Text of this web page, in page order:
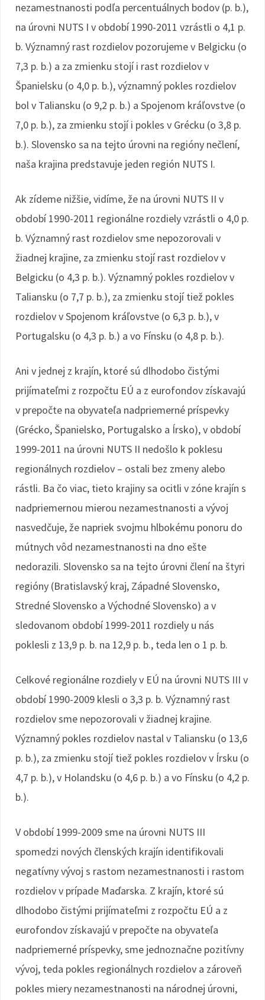
nezamestnanosti podľa percentuálnych bodov (p. b.),
na úrovni NUTS I v období 1990-2011 vzrástli o 4,1 p.
b. Významný rast rozdielov pozorujeme v Belgicku (o
7,3 p. b.) a za zmienku stojí i rast rozdielov v
Španielsku (o 4,0 p. b.), významný pokles rozdielov
bol v Taliansku (o 9,2 p. b.) a Spojenom kráľovstve (o
7,0 p. b.), za zmienku stojí i pokles v Grécku (o 3,8 p.
b.). Slovensko sa na tejto úrovni na regióny nečlení,
naša krajina predstavuje jeden región NUTS I.
Ak zídeme nižšie, vidíme, že na úrovni NUTS II v
období 1990-2011 regionálne rozdiely vzrástli o 4,0 p.
b. Významný rast rozdielov sme nepozorovali v
žiadnej krajine, za zmienku stojí rast rozdielov v
Belgicku (o 4,3 p. b.). Významný pokles rozdielov v
Taliansku (o 7,7 p. b.), za zmienku stojí tiež pokles
rozdielov v Spojenom kráľovstve (o 6,3 p. b.), v
Portugalsku (o 4,3 p. b.) a vo Fínsku (o 4,8 p. b.).
Ani v jednej z krajín, ktoré sú dlhodobo čistými
prijímateľmi z rozpočtu EÚ a z eurofondov získavajú
v prepočte na obyvateľa nadpriemerné príspevky
(Grécko, Španielsko, Portugalsko a Írsko), v období
1999-2011 na úrovni NUTS II nedošlo k poklesu
regionálnych rozdielov – ostali bez zmeny alebo
rástli. Ba čo viac, tieto krajiny sa ocitli v zóne krajín s
nadpriemernou mierou nezamestnanosti a vývoj
nasvedčuje, že napriek svojmu hlbokému ponoru do
mútnych vôd nezamestnanosti na dno ešte
nedorazili. Slovensko sa na tejto úrovni člení na štyri
regióny (Bratislavský kraj, Západné Slovensko,
Stredné Slovensko a Východné Slovensko) a v
sledovanom období 1999-2011 rozdiely u nás
poklesli z 13,9 p. b. na 12,9 p. b., teda len o 1 p. b.
Celkové regionálne rozdiely v EÚ na úrovni NUTS III v
období 1990-2009 klesli o 3,3 p. b. Významný rast
rozdielov sme nepozorovali v žiadnej krajine.
Významný pokles rozdielov nastal v Taliansku (o 13,6
p. b.), za zmienku stojí tiež pokles rozdielov v Írsku (o
4,7 p. b.), v Holandsku (o 4,6 p. b.) a vo Fínsku (o 4,2 p.
b.).
V období 1999-2009 sme na úrovni NUTS III
spomedzi nových členských krajín identifikovali
negatívny vývoj s rastom nezamestnanosti i rastom
rozdielov v prípade Maďarska. Z krajín, ktoré sú
dlhodobo čistými prijímateľmi z rozpočtu EÚ a z
eurofondov získavajú v prepočte na obyvateľa
nadpriemerné príspevky, sme jednoznačne pozitívny
vývoj, teda pokles regionálnych rozdielov a zároveň
pokles miery nezamestnanosti na národnej úrovni,